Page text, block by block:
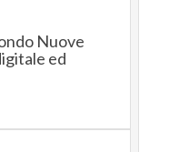
Nuove
ed